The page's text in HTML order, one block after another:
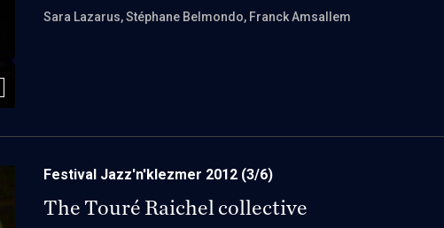
Sara Lazarus, Stéphane Belmondo, Franck Amsallem
Festival Jazz'n'klezmer 2012 (3/6)
The Touré Raichel collective